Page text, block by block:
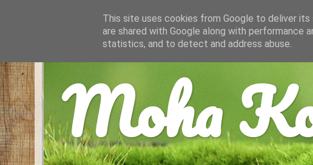
Moha
This site uses cookies from Google to deliver
are shared with Google along with performance
statistics, and to detect and address abuse.